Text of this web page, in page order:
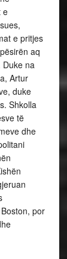
e
e pritjes
aq
na
Artur
duke
Shkolla
të
dhe
por